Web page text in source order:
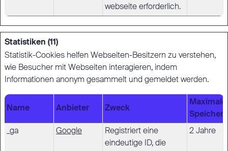
webseite erforderlich.
Statistiken (11)
Statistik-Cookies helfen Webseiten-Besitzern zu verstehen,
wie Besucher mit Webseiten interagieren, indem
Informationen anonym gesammelt und gemeldet werden.
Name Anbieter Zweck
Maximale
_ga Google
Registriert eine
eindeutige ID, die
2 Jahre